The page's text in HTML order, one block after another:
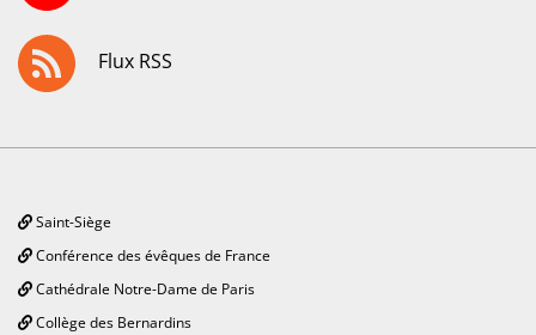
Flux RSS
Saint-Siège
Conférence des évêques de France
Cathédrale Notre-Dame de Paris
Collège des Bernardins